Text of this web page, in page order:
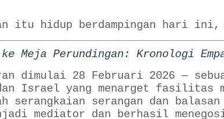
itu hidup berdampingan hari ini,
Meja Perundingan: Kronologi
dimulai 28 Februari 2026 —
dan Israel yang menarget
serangkaian serangan dan balasan
mediator dan berhasil